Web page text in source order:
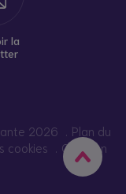
la
2026
Plan du
cookies
Création